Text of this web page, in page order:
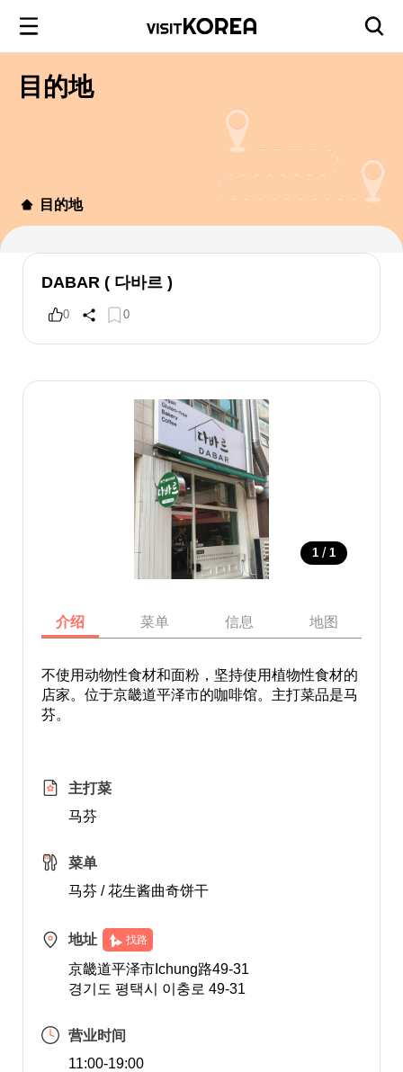
目的地
目的地
DABAR ( 다바르 )
0 0
1 / 1
介绍 菜单 信息 地图
不使用动物性食材和面粉，坚持使用植物性食材的
店家。位于京畿道平泽市的咖啡馆。主打菜品是马
芬。
主打菜
马芬
菜单
马芬 / 花生酱曲奇饼干
地址 找路
京畿道平泽市Ichung路49-31
경기도 평택시 이충로 49-31
营业时间
11:00-19:00